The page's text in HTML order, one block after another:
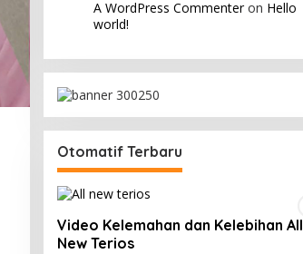
A WordPress Commenteron Hello
world!
Otomatif Terbaru
Video Kelemahan dan Kelebihan All
New Terios